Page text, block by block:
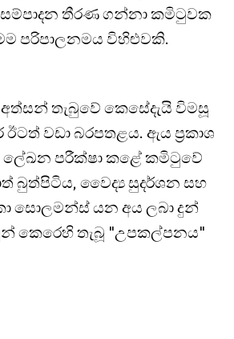
තීරණ ගන්නා කමිටුවක
පරිපාලනමය විහිළුවකි.
තැබුවේ කෙසේදැයි විමසූ
වඩා බරපතළය. ඇය ප්‍රකාශ
ලේඛන පරීක්ෂා කළේ කමිටුවේ
බුත්පිටිය, වෛද්‍ය සුදර්ශන සහ
සොලමන්ස් යන අය ලබා දුන්
කෙරෙහි තැබූ "උපකල්පනය"